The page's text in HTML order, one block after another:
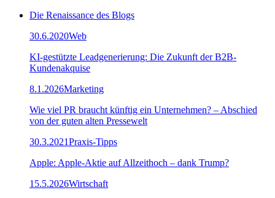
Die Renaissance des Blogs
30.6.2020Web
KI-gestützte Leadgenerierung: Die Zukunft der B2B-
Kundenakquise
8.1.2026Marketing
Wie viel PR braucht künftig ein Unternehmen? – Abschied
von der guten alten Pressewelt
30.3.2021Praxis-Tipps
Apple: Apple-Aktie auf Allzeithoch – dank Trump?
15.5.2026Wirtschaft